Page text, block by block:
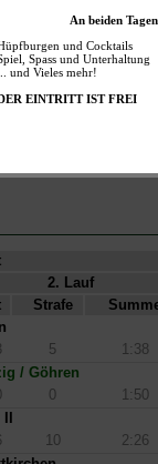
9
/ Göhren
9
2. Lauf
Strafe
5 1:38
/ Göhren
0 1:50
10 2:26